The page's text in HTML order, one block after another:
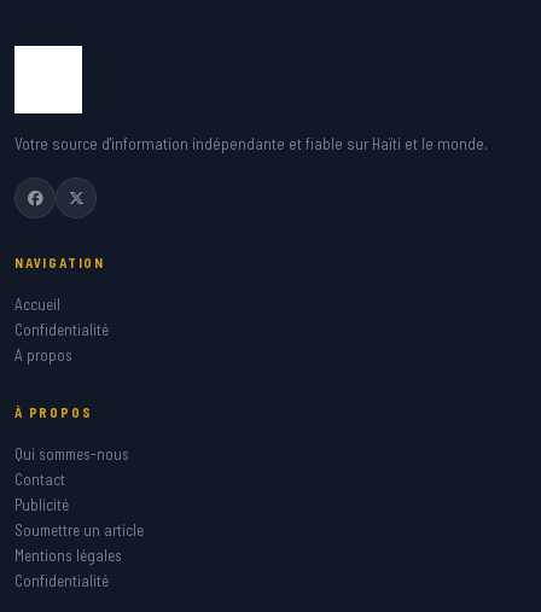
Votre source d'information indépendante et fiable sur Haïti et le monde.
NAVIGATION
Accueil
Confidentialité
A propos
À PROPOS
Qui sommes-nous
Contact
Publicité
Soumettre un article
Mentions légales
Confidentialité